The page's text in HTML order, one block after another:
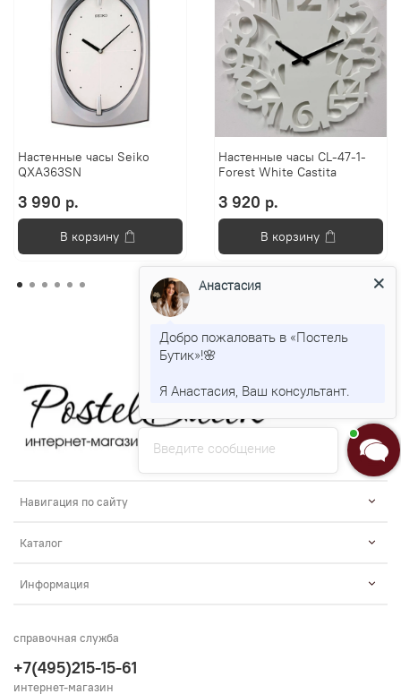
Настенные часы Seiko
QXA363SN
3 990 р.
В корзину
Настенные часы CL-47-1-
Forest White Castita
3 920 р.
В корзину
Навигация по сайту
Каталог
Информация
справочная служба
+7(495)215-15-61
интернет-магазин
Введите сообщение
Анастасия
Добро пожаловать в «Постель
Бутик»!🌸
Я Анастасия, Ваш консультант.